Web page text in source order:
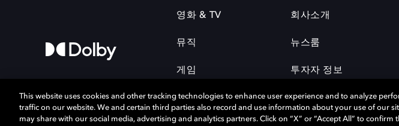
영화 & TV
뮤직
게임
회사소개
뉴스룸
투자자 정보
This website uses cookies and other tracking technologies to enhance user experience and to analyze
traffic on our website. We and certain third parties also record and use information about your use of our
may share with our social media, advertising and analytics partners. Click on “X” or “Accept All” to confirm